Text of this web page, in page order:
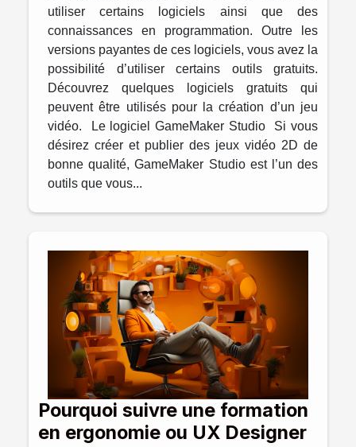
utiliser certains logiciels ainsi que des
connaissances en programmation. Outre les
versions payantes de ces logiciels, vous avez la
possibilité d’utiliser certains outils gratuits.
Découvrez quelques logiciels gratuits qui
peuvent être utilisés pour la création d’un jeu
vidéo. Le logiciel GameMaker Studio Si vous
désirez créer et publier des jeux vidéo 2D de
bonne qualité, GameMaker Studio est l’un des
outils que vous...
Pourquoi suivre une formation
en ergonomie ou UX Designer